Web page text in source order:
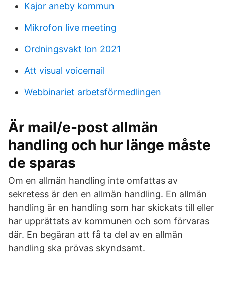
Kajor aneby kommun
Mikrofon live meeting
Ordningsvakt lon 2021
Att visual voicemail
Webbinariet arbetsförmedlingen
Är mail/e-post allmän
handling och hur länge måste
de sparas
Om en allmän handling inte omfattas av
sekretess är den en allmän handling. En allmän
handling är en handling som har skickats till eller
har upprättats av kommunen och som förvaras
där. En begäran att få ta del av en allmän
handling ska prövas skyndsamt.